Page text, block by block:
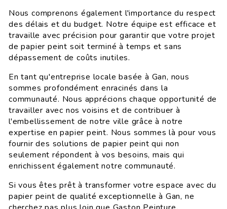
Nous comprenons également l'importance du respect
des délais et du budget. Notre équipe est efficace et
travaille avec précision pour garantir que votre projet
de papier peint soit terminé à temps et sans
dépassement de coûts inutiles.
En tant qu'entreprise locale basée à Gan, nous
sommes profondément enracinés dans la
communauté. Nous apprécions chaque opportunité de
travailler avec nos voisins et de contribuer à
l'embellissement de notre ville grâce à notre
expertise en papier peint. Nous sommes là pour vous
fournir des solutions de papier peint qui non
seulement répondent à vos besoins, mais qui
enrichissent également notre communauté.
Si vous êtes prêt à transformer votre espace avec du
papier peint de qualité exceptionnelle à Gan, ne